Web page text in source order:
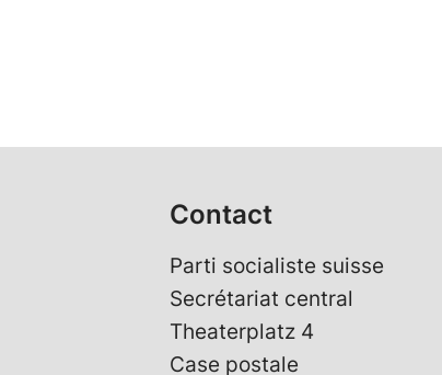
Contact
Parti socialiste suisse
Secrétariat central
Theaterplatz 4
Case postale